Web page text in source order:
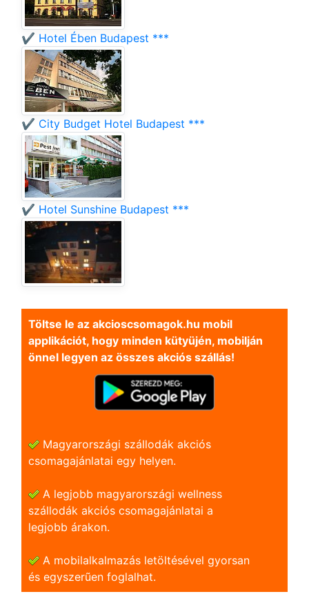
✔️ Hotel Ében Budapest ***
✔️ City Budget Hotel Budapest ***
✔️ Hotel Sunshine Budapest ***
Töltse le az akcioscsomagok.hu mobil
applikációt, hogy minden kütyüjén, mobilján
önnel legyen az összes akciós szállás!
Magyarországi szállodák akciós
csomagajánlatai egy helyen.
A legjobb magyarországi wellness
szállodák akciós csomagajánlatai a
legjobb árakon.
A mobilalkalmazás letöltésével gyorsan
és egyszerũen foglalhat.